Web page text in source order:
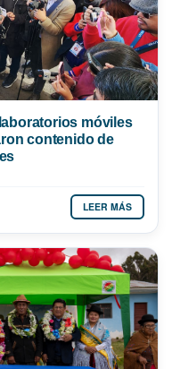
móviles
contenido de
LEER MÁS